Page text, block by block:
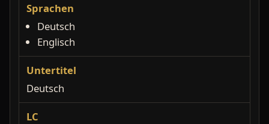
Sprachen
Deutsch
Englisch
Untertitel
Deutsch
LC